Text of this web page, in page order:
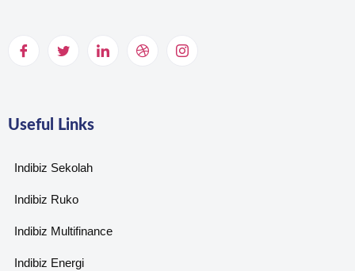
Useful Links
Indibiz Sekolah
Indibiz Ruko
Indibiz Multifinance
Indibiz Energi